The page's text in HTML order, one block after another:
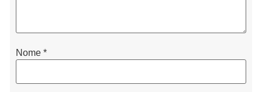
Nome *